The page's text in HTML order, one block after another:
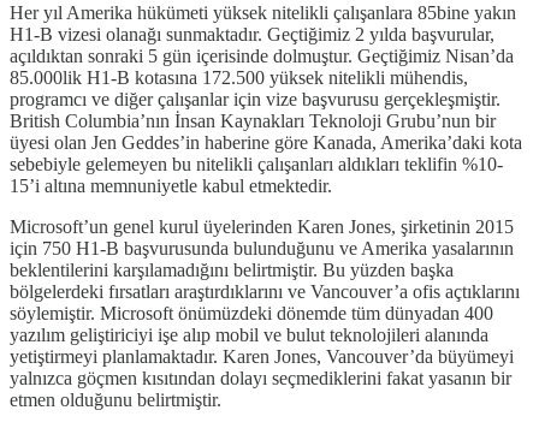
Her yıl Amerika hükümeti yüksek nitelikli çalışanlara 85bine yakın
H1-B vizesi olanağı sunmaktadır. Geçtiğimiz 2 yılda başvurular,
açıldıktan sonraki 5 gün içerisinde dolmuştur. Geçtiğimiz Nisan’da
85.000lik H1-B kotasına 172.500 yüksek nitelikli mühendis,
programcı ve diğer çalışanlar için vize başvurusu gerçekleşmiştir.
British Columbia’nın İnsan Kaynakları Teknoloji Grubu’nun bir
üyesi olan Jen Geddes’in haberine göre Kanada, Amerika’daki kota
sebebiyle gelemeyen bu nitelikli çalışanları aldıkları teklifin %10-
15’i altına memnuniyetle kabul etmektedir.
Microsoft’un genel kurul üyelerinden Karen Jones, şirketinin 2015
için 750 H1-B başvurusunda bulunduğunu ve Amerika yasalarının
beklentilerini karşılamadığını belirtmiştir. Bu yüzden başka
bölgelerdeki fırsatları araştırdıklarını ve Vancouver’a ofis açtıklarını
söylemiştir. Microsoft önümüzdeki dönemde tüm dünyadan 400
yazılım geliştiriciyi işe alıp mobil ve bulut teknolojileri alanında
yetiştirmeyi planlamaktadır. Karen Jones, Vancouver’da büyümeyi
yalnızca göçmen kısıtından dolayı seçmediklerini fakat yasanın bir
etmen olduğunu belirtmiştir.